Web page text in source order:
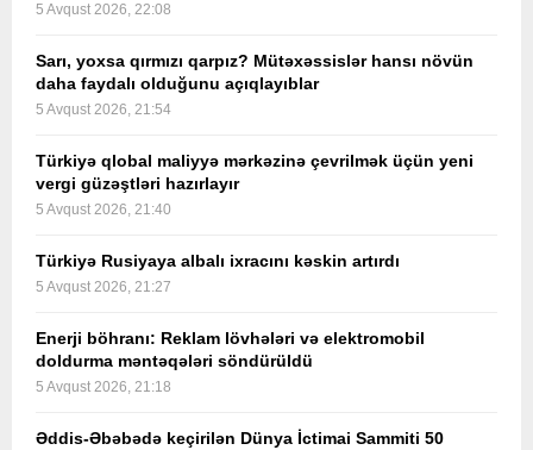
5 Avqust 2026, 22:08
Sarı, yoxsa qırmızı qarpız? Mütəxəssislər hansı növün
daha faydalı olduğunu açıqlayıblar
5 Avqust 2026, 21:54
Türkiyə qlobal maliyyə mərkəzinə çevrilmək üçün yeni
vergi güzəştləri hazırlayır
5 Avqust 2026, 21:40
Türkiyə Rusiyaya albalı ixracını kəskin artırdı
5 Avqust 2026, 21:27
Enerji böhranı: Reklam lövhələri və elektromobil
doldurma məntəqələri söndürüldü
5 Avqust 2026, 21:18
Əddis-Əbəbədə keçirilən Dünya İctimai Sammiti 50